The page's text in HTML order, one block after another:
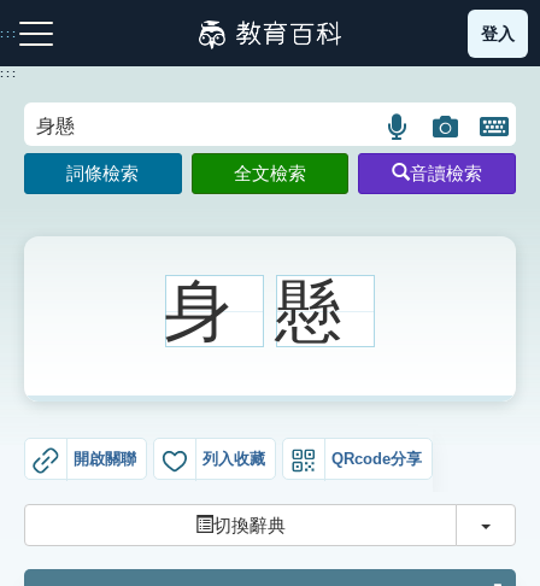
到
主
:::
注音索引圖示 筆畫索引圖示 部首索引表圖示
生字詞彙表
登入
:::
語
言
搜
圖
片
搜
開
鍵
圖
詞條檢索 全文檢索 音讀檢索
身 懸
開啟關聯 列入收藏 QRcode分享
切換辭典 切換